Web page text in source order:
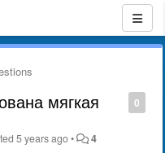
0
мягкая
5 years ago• 4